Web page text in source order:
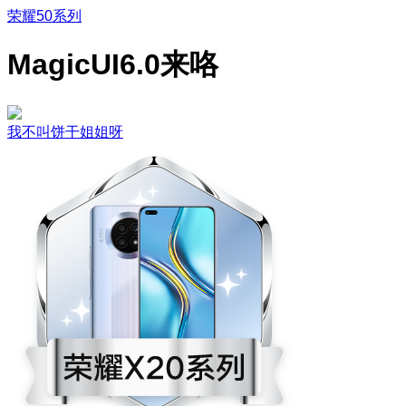
荣耀50系列
MagicUI6.0来咯
我不叫饼干姐姐呀